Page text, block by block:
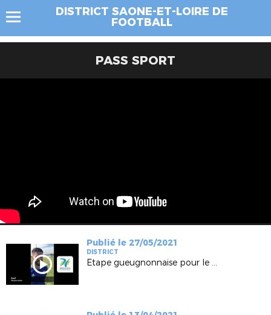
DISTRICT SAONE-ET-LOIRE DE
FOOTBALL
PASS SPORT
Publié le 27/05/2021
DISTRICT
Etape gueugnonnaise pour le golf foot